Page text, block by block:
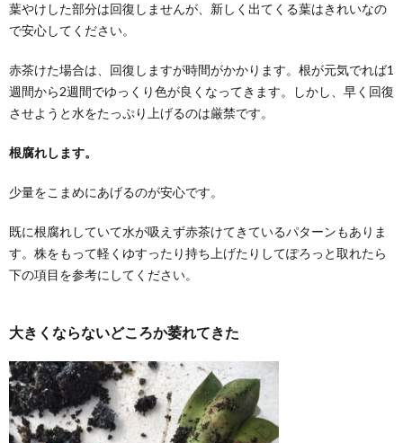
葉やけした部分は回復しませんが、新しく出てくる葉はきれいなの
で安心してください。
赤茶けた場合は、回復しますが時間がかかります。根が元気でれば1
週間から2週間でゆっくり色が良くなってきます。しかし、早く回復
させようと水をたっぷり上げるのは厳禁です。
根腐れします。
少量をこまめにあげるのが安心です。
既に根腐れしていて水が吸えず赤茶けてきているパターンもありま
す。株をもって軽くゆすったり持ち上げたりしてぽろっと取れたら
下の項目を参考にしてください。
大きくならないどころか萎れてきた